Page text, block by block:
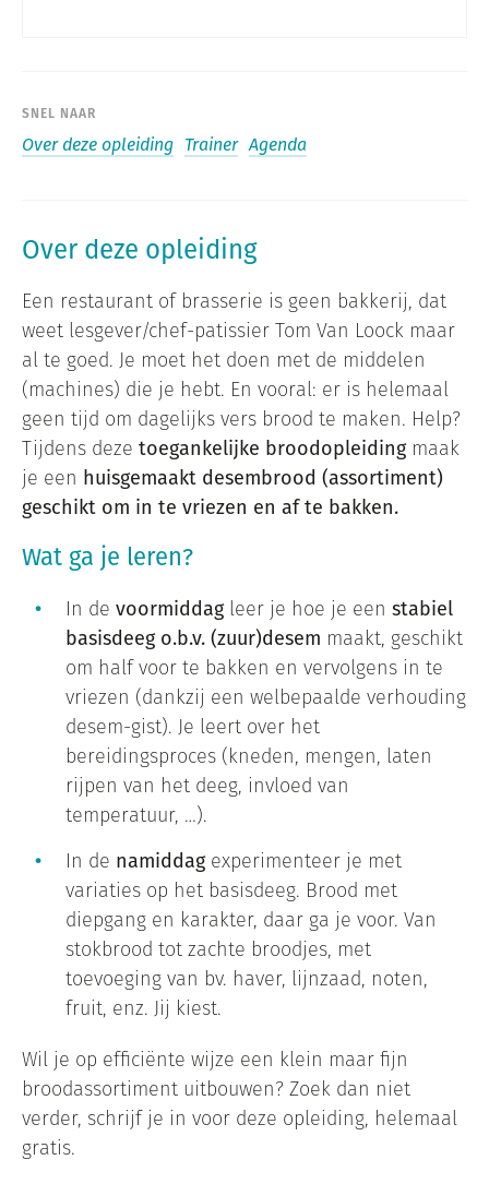
SNEL NAAR
Over deze opleiding Trainer Agenda
Over deze opleiding
Een restaurant of brasserie is geen bakkerij, dat
weet lesgever/chef-patissier Tom Van Loock maar
al te goed. Je moet het doen met de middelen
(machines) die je hebt. En vooral: er is helemaal
geen tijd om dagelijks vers brood te maken. Help?
Tijdens deze toegankelijke broodopleidingmaak
je een huisgemaakt desembrood (assortiment)
geschikt om in te vriezen en af te bakken.
Wat ga je leren?
In de voormiddagleer je hoe je een stabiel
basisdeeg o.b.v. (zuur)desem maakt, geschikt
om half voor te bakken en vervolgens in te
vriezen (dankzij een welbepaalde verhouding
desem-gist). Je leert over het
bereidingsproces (kneden, mengen, laten
rijpen van het deeg, invloed van
temperatuur, …).
In de namiddagexperimenteer je met
variaties op het basisdeeg. Brood met
diepgang en karakter, daar ga je voor. Van
stokbrood tot zachte broodjes, met
toevoeging van bv. haver, lijnzaad, noten,
fruit, enz. Jij kiest.
Wil je op efficiënte wijze een klein maar fijn
broodassortiment uitbouwen? Zoek dan niet
verder, schrijf je in voor deze opleiding, helemaal
gratis.